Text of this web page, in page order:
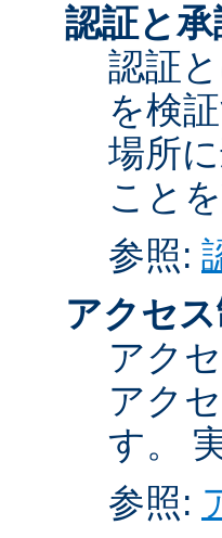
認証と承
認証
を検
場所
こと
参照:
アクセ
アク
アク
す。
参照: